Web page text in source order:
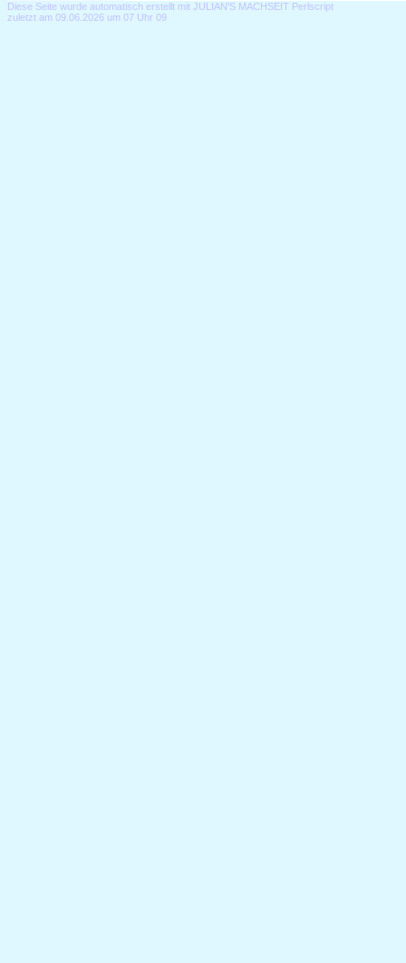
Diese Seite wurde automatisch erstellt mit JULIAN'S MACHSEIT Perlscript
zuletzt am 09.06.2026 um 07 Uhr 09